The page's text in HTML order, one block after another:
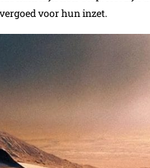
voor hun inzet.